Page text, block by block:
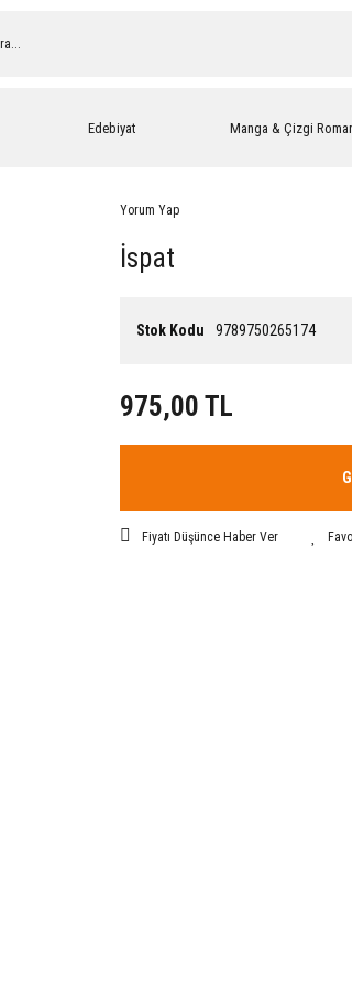
Edebiyat Manga & Çizgi
Yorum Yap
İspat
Stok Kodu 9789750265174
975,00 TL
Fiyatı Düşünce Haber Ver